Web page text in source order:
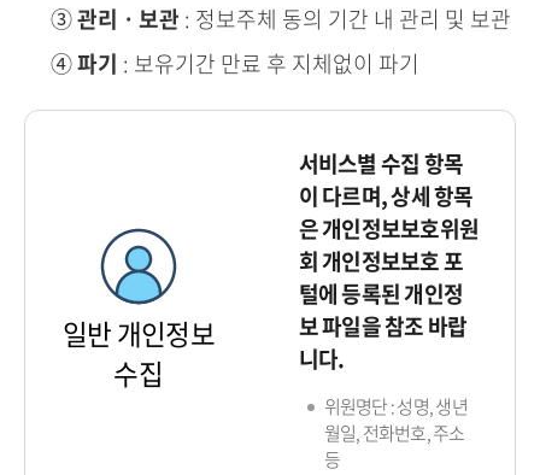
③관리ㆍ보관 : 정보주체 동의 기간 내 관리 및 보관
④파기 : 보유기간 만료 후 지체없이 파기
일반 개인정보
수집
서비스별 수집 항목
이 다르며, 상세 항목
은 개인정보보호위원
회 개인정보보호 포
털에 등록된 개인정
보 파일을 참조 바랍
니다.
위원명단 : 성명, 생년
월일, 전화번호, 주소
등